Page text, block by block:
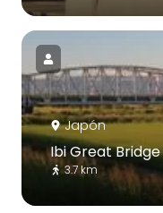
Japón
Ibi Great Bridge
3.7 km